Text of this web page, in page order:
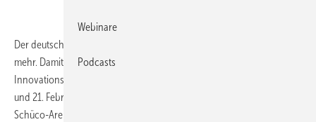
Der deutsche Windenergie-Markt ist so dynamisch wie lange nicht
mehr. Damit dieser Rückenwind auch von technischer
Innovationskraft begleitet wird, veranstaltet Phoenix Contact am 20.
und 21. Februar 2024 den 6. Windenergie-Technologiekongress in der
Schüco-Arena Bielefeld.
Webinare
Podcasts